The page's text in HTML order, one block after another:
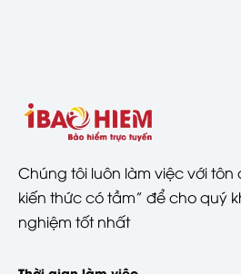
Chúng tôi luôn làm việc với tôn
kiến thức có tầm” để cho quý
nghiệm tốt nhất